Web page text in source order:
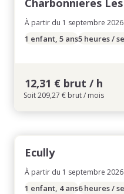
Charbonnieres
À partir du 1 septembre 2026
1 enfant, 5 ans5 heures /
12,31 € brut / h
Soit 209,27 € brut / mois
Ecully
À partir du 1 septembre 2026
1 enfant, 4 ans6 heures /